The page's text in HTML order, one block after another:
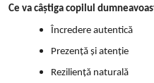
Ce va câștiga copilul
Încredere autentică
Prezență și atenție
Reziliență naturală